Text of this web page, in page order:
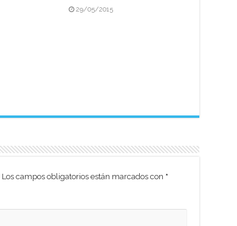
29/05/2015
Los campos obligatorios están marcados con *